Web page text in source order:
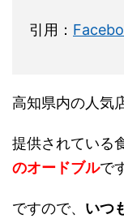
引用：
高知県内の人気
提供されている
のオードブルで
ですので、 いつ